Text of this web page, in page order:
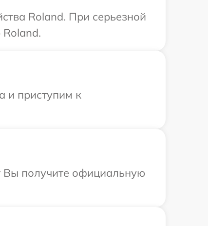
Roland. При серьезной
и приступим к
Вы получите официальную